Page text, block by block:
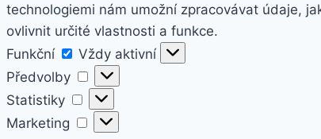
technologiemi nám umožní zpracovávat údaje,
ovlivnit určité vlastnosti a funkce.
Funkční
Funkční
Vždy aktivní
Předvolby
Předvolby
Statistiky
Statistiky
Marketing
Marketing